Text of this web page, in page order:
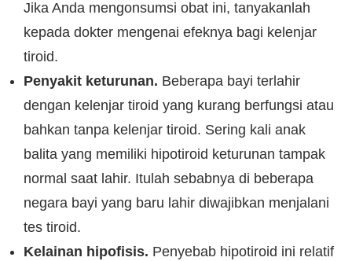
Jika Anda mengonsumsi obat ini, tanyakanlah
kepada dokter mengenai efeknya bagi kelenjar
tiroid.
Penyakit keturunan. Beberapa bayi terlahir
dengan kelenjar tiroid yang kurang berfungsi atau
bahkan tanpa kelenjar tiroid. Sering kali anak
balita yang memiliki hipotiroid keturunan tampak
normal saat lahir. Itulah sebabnya di beberapa
negara bayi yang baru lahir diwajibkan menjalani
tes tiroid.
Kelainan hipofisis. Penyebab hipotiroid ini relatif